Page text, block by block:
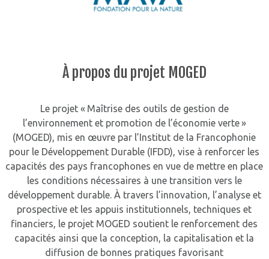
À propos du projet MOGED
Le projet « Maîtrise des outils de gestion de
l’environnement et promotion de l’économie verte »
(MOGED), mis en œuvre par l’Institut de la Francophonie
pour le Développement Durable (IFDD), vise à renforcer les
capacités des pays francophones en vue de mettre en place
les conditions nécessaires à une transition vers le
développement durable. À travers l’innovation, l’analyse et
prospective et les appuis institutionnels, techniques et
financiers, le projet MOGED soutient le renforcement des
capacités ainsi que la conception, la capitalisation et la
diffusion de bonnes pratiques favorisant